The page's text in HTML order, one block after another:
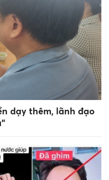
dạy thêm, lãnh đạo